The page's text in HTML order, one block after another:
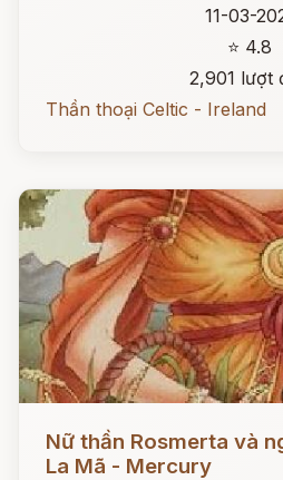
11-03-
⭐ 4.8
2,901 lượt
Thần thoại Celtic - Ireland
Nữ thần Rosmerta và
La Mã - Mercury